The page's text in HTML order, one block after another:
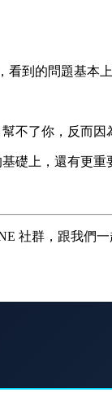
看到的問題基本上
了你，反而因
礎上，還有更
社群，跟我們一